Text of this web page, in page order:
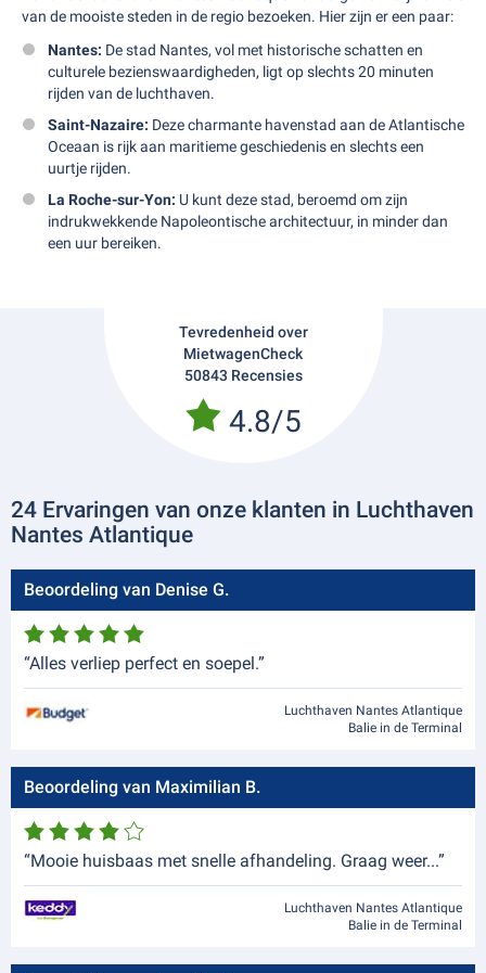
van de mooiste steden in de regio bezoeken. Hier zijn er een paar:
Nantes: De stad Nantes, vol met historische schatten en
culturele bezienswaardigheden, ligt op slechts 20 minuten
rijden van de luchthaven.
Saint-Nazaire: Deze charmante havenstad aan de Atlantische
Oceaan is rijk aan maritieme geschiedenis en slechts een
uurtje rijden.
La Roche-sur-Yon: U kunt deze stad, beroemd om zijn
indrukwekkende Napoleontische architectuur, in minder dan
een uur bereiken.
Tevredenheid over
MietwagenCheck
50843 Recensies
4.8/5
24 Ervaringen van onze klanten in Luchthaven
Nantes Atlantique
Beoordeling van Denise G.
“Alles verliep perfect en soepel.”
Luchthaven Nantes Atlantique
Balie in de Terminal
Beoordeling van Maximilian B.
“Mooie huisbaas met snelle afhandeling. Graag weer...”
Luchthaven Nantes Atlantique
Balie in de Terminal